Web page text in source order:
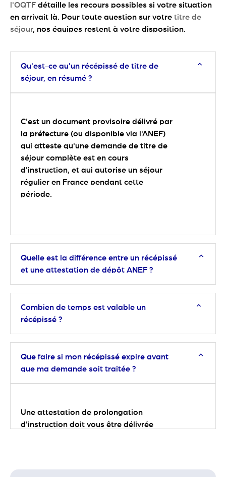
l'OQTF détaille les recours possibles si votre situation
en arrivait là. Pour toute question sur votre titre de
séjour, nos équipes restent à votre disposition.
Qu'est-ce qu'un récépissé de titre de
séjour, en résumé ?
C'est un document provisoire délivré par
la préfecture (ou disponible via l'ANEF)
qui atteste qu'une demande de titre de
séjour complète est en cours
d'instruction, et qui autorise un séjour
régulier en France pendant cette
période.
Quelle est la différence entre un récépissé
et une attestation de dépôt ANEF ?
Combien de temps est valable un
récépissé ?
Que faire si mon récépissé expire avant
que ma demande soit traitée ?
Une attestation de prolongation
d'instruction doit vous être délivrée